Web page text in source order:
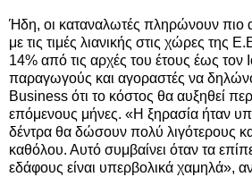
Ήδη, οι καταναλωτές πληρώνουν πιο
με τις τιμές λιανικής στις χώρες της
14% από τις αρχές του έτους έως τον
παραγωγούς και αγοραστές να
Business ότι το κόστος θα αυξηθεί
επόμενους μήνες. «Η ξηρασία ήταν
δέντρα θα δώσουν πολύ λιγότερους
καθόλου. Αυτό συμβαίνει όταν τα
εδάφους είναι υπερβολικά χαμηλά»,